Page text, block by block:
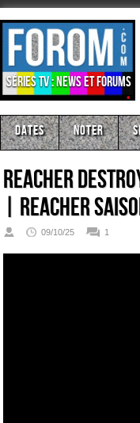
Séries TV : news et forums
Dates Noter
Reacher
| Reacher
09/10/25 1